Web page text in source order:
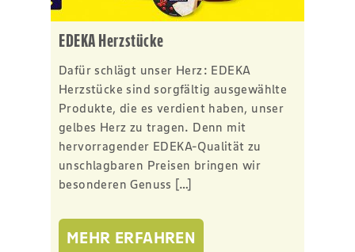
EDEKA Herzstücke
Dafür schlägt unser Herz: EDEKA
Herzstücke sind sorgfältig ausgewählte
Produkte, die es verdient haben, unser
gelbes Herz zu tragen. Denn mit
hervorragender EDEKA-Qualität zu
unschlagbaren Preisen bringen wir
besonderen Genuss […]
MEHR ERFAHREN